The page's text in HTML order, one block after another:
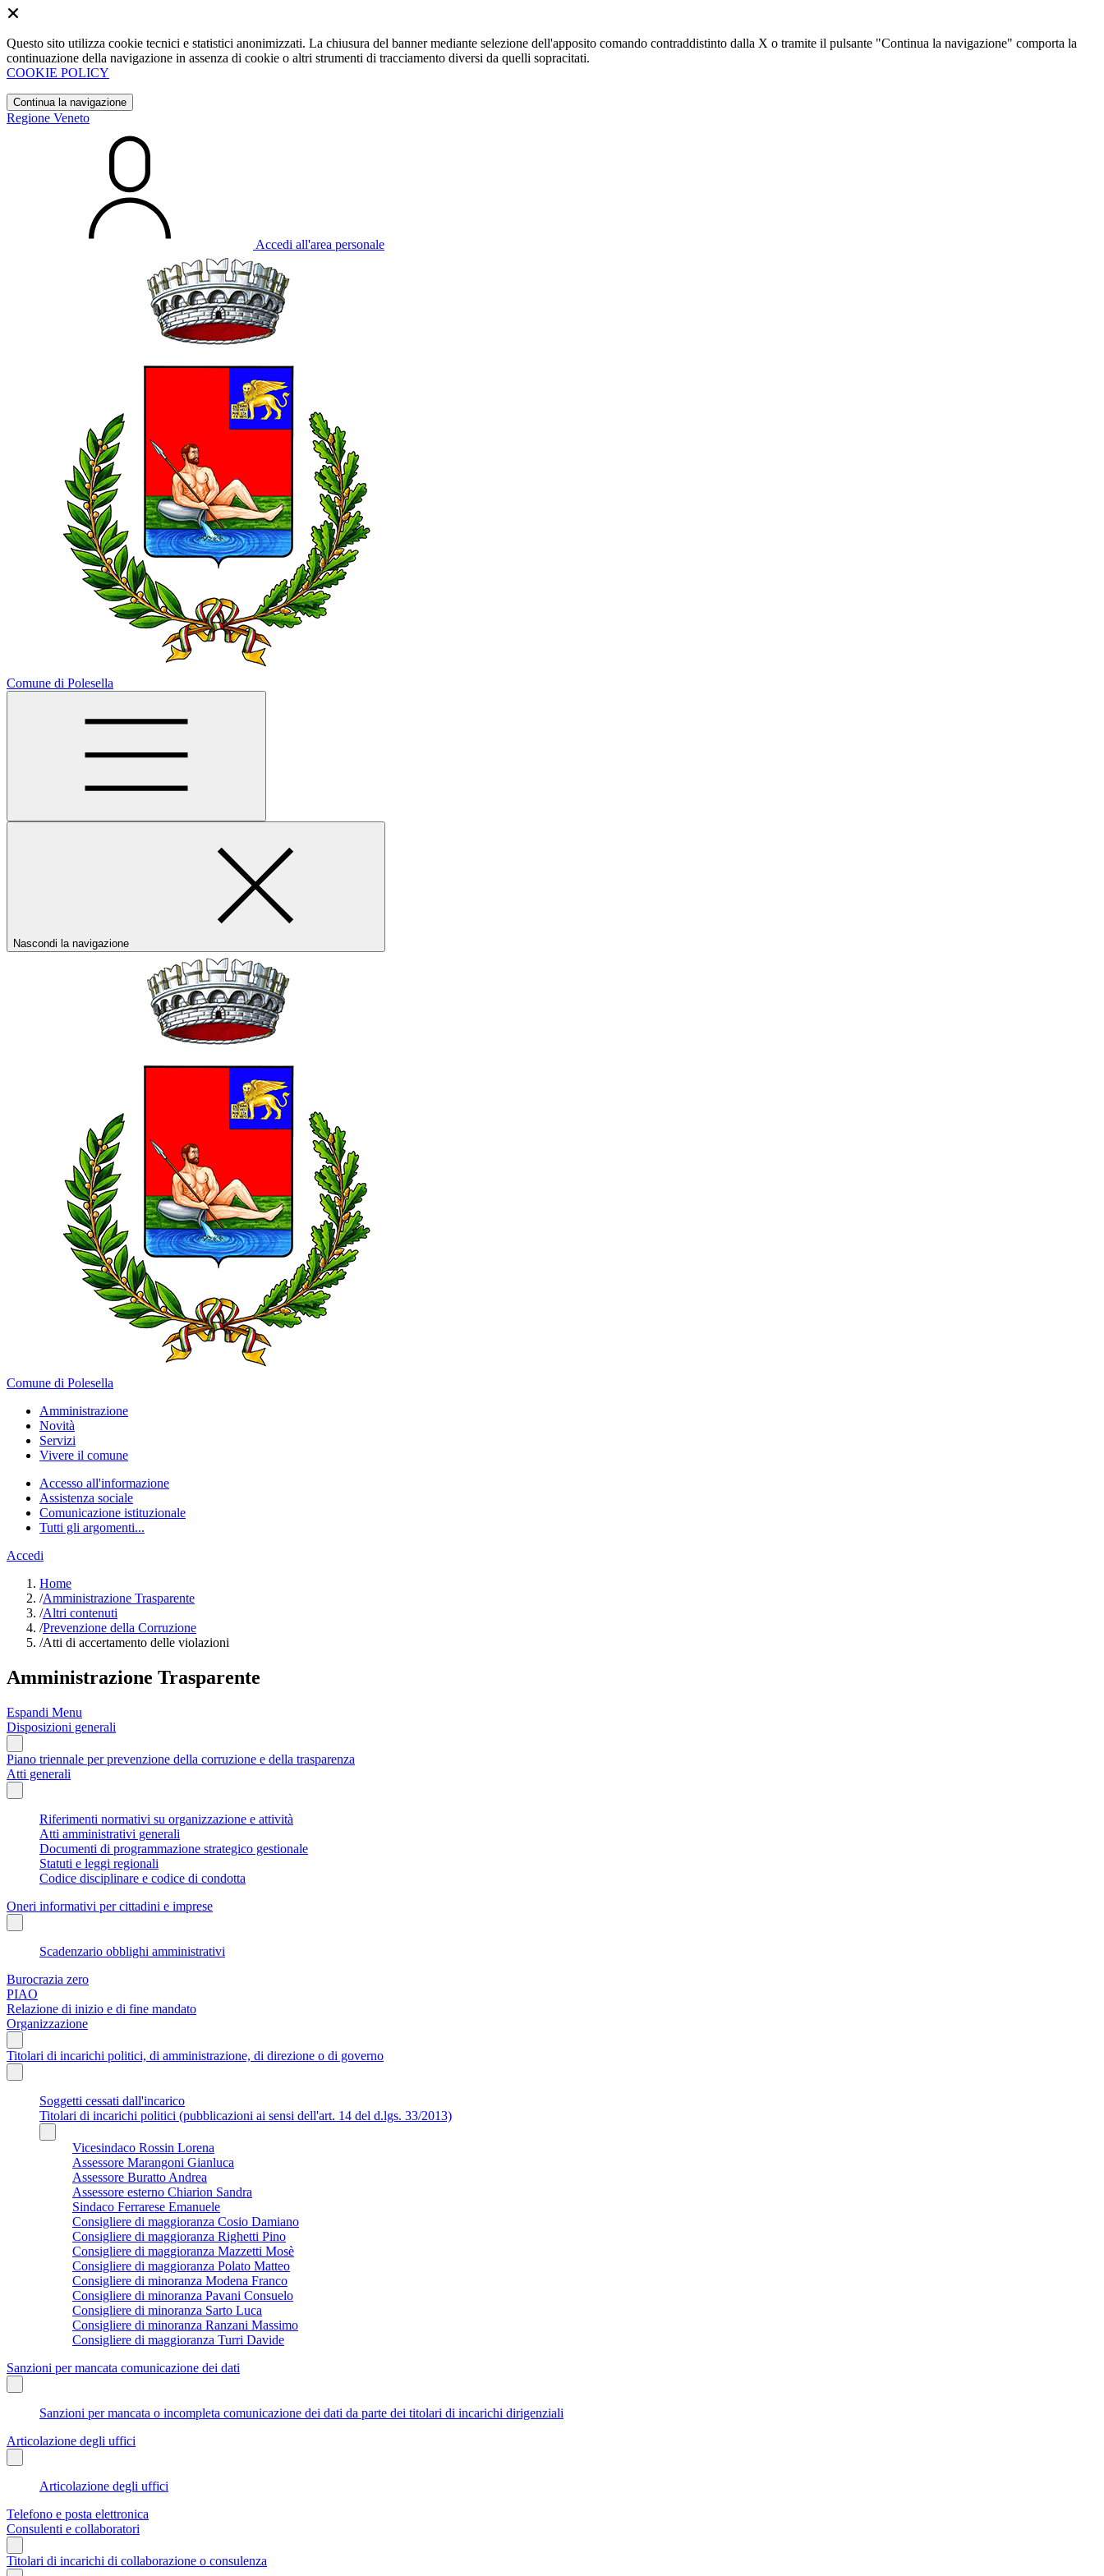
Questo sito utilizza cookie tecnici e statistici anonimizzati. La chiusura del banner mediante selezione dell'apposito comando contraddistinto dalla X o tramite il pulsante "Continua la navigazione" comporta la
continuazione della navigazione in assenza di cookie o altri strumenti di tracciamento diversi da quelli sopracitati.
COOKIE POLICY
Continua la navigazione
Regione Veneto
Accedi all'area personale
Comune di Polesella
Nascondi la navigazione
Comune di Polesella
Amministrazione
Novità
Servizi
Vivere il comune
Accesso all'informazione
Assistenza sociale
Comunicazione istituzionale
Tutti gli argomenti...
Accedi
Home
/Amministrazione Trasparente
/Altri contenuti
/Prevenzione della Corruzione
/Atti di accertamento delle violazioni
Amministrazione Trasparente
Espandi Menu
Disposizioni generali
Piano triennale per prevenzione della corruzione e della trasparenza
Atti generali
Riferimenti normativi su organizzazione e attività
Atti amministrativi generali
Documenti di programmazione strategico gestionale
Statuti e leggi regionali
Codice disciplinare e codice di condotta
Oneri informativi per cittadini e imprese
Scadenzario obblighi amministrativi
Burocrazia zero
PIAO
Relazione di inizio e di fine mandato
Organizzazione
Titolari di incarichi politici, di amministrazione, di direzione o di governo
Soggetti cessati dall'incarico
Titolari di incarichi politici (pubblicazioni ai sensi dell'art. 14 del d.lgs. 33/2013)
Vicesindaco Rossin Lorena
Assessore Marangoni Gianluca
Assessore Buratto Andrea
Assessore esterno Chiarion Sandra
Sindaco Ferrarese Emanuele
Consigliere di maggioranza Cosio Damiano
Consigliere di maggioranza Righetti Pino
Consigliere di maggioranza Mazzetti Mosè
Consigliere di maggioranza Polato Matteo
Consigliere di minoranza Modena Franco
Consigliere di minoranza Pavani Consuelo
Consigliere di minoranza Sarto Luca
Consigliere di minoranza Ranzani Massimo
Consigliere di maggioranza Turri Davide
Sanzioni per mancata comunicazione dei dati
Sanzioni per mancata o incompleta comunicazione dei dati da parte dei titolari di incarichi dirigenziali
Articolazione degli uffici
Articolazione degli uffici
Telefono e posta elettronica
Consulenti e collaboratori
Titolari di incarichi di collaborazione o consulenza